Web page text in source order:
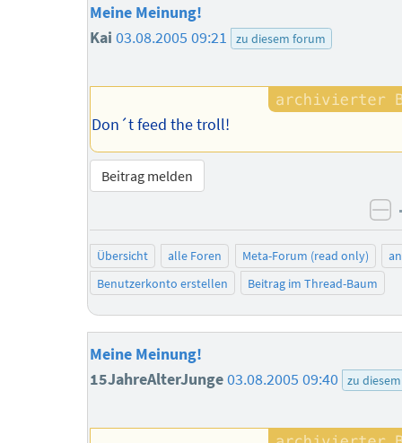
Meine Meinung!
Kai 03.08.2005 09:21 zu diesem forum
Don´t feed the troll!
Beitrag melden
Übersicht alle Foren Meta-Forum (read only)
Benutzerkonto erstellen
Beitrag im Thread-Baum
Meine Meinung!
15JahreAlterJunge03.08.2005 09:40 zu